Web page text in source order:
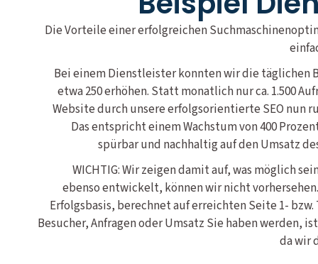
Die Vorteile einer erfolgreichen
Bei einem Dienstleister konnten wir die täglichen
etwa 250 erhöhen. Statt monatlich nur ca. 1.500
Website durch unsere erfolgsorientierte SEO nun
Das entspricht einem Wachstum von 400
spürbar und nachhaltig auf den Umsatz
WICHTIG: Wir zeigen damit auf, was möglich
ebenso entwickelt, können wir nicht
Erfolgsbasis, berechnet auf erreichten Seite 1-
Besucher, Anfragen oder Umsatz Sie haben werden,
da wir